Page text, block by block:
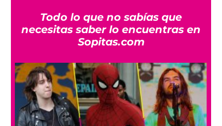
Todo lo que no sabías que
necesitas saber lo encuentras en
Sopitas.com